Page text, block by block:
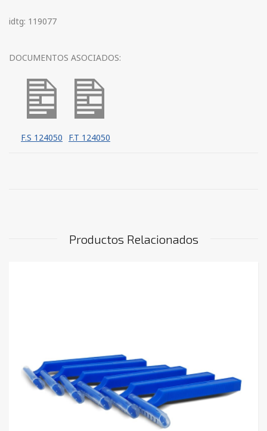
idtg: 119077
DOCUMENTOS ASOCIADOS:
F.S 124050 F.T 124050
Productos Relacionados